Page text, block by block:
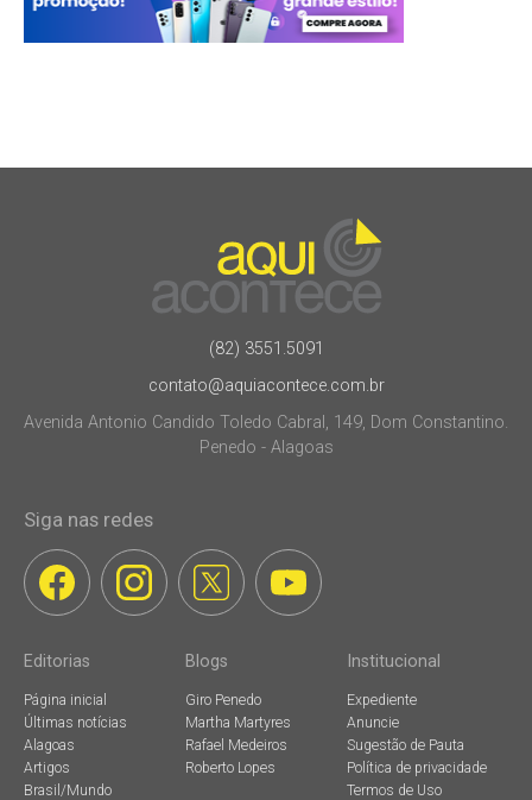
(82) 3551.5091
contato@aquiacontece.com.br
Avenida Antonio Candido Toledo Cabral, 149, Dom Constantino.
Penedo - Alagoas
Siga nas redes
Editorias
Página inicial
Últimas notícias
Alagoas
Artigos
Brasil/Mundo
Blogs
Giro Penedo
Martha Martyres
Rafael Medeiros
Roberto Lopes
Institucional
Expediente
Anuncie
Sugestão de Pauta
Política de privacidade
Termos de Uso